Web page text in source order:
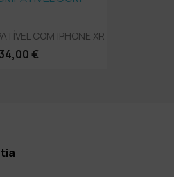
COM IPHONE XR
34,00 €